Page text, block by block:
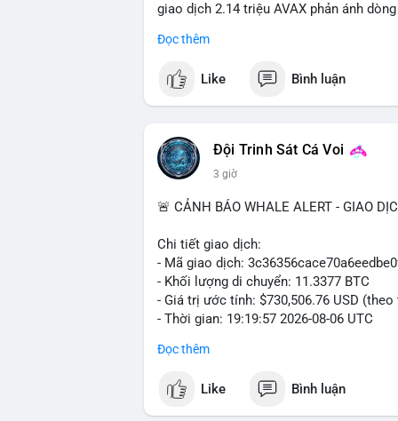
giao dịch 2.14 triệu AVAX phản ánh
- Vùng Entry: $6.4500 - $6.4800
- Mục tiêu chốt lời (Take Profit - TP):
Lời khuyên quản trị vốn: Khối lượng lệnh
sau khi vào lệnh để bảo vệ tài khoản
#shortavax #avax6450 #bearishavax
Đọc thêm
Like Bình luận
Đội Trinh Sát Cá Voi
3 giờ
🚨 CẢNH BÁO WHALE ALERT - GIAO
Chi tiết giao dịch:
- Mã giao dịch:
- Khối lượng di chuyển: 11.3377 BTC
- Giá trị ước tính: $730,506.76 USD (theo
- Thời gian: 19:19:57 2026-08-06 UTC
Giao dịch 11.3377 BTC trị giá hơn 730
phải dòng tiền tổ chức khổng lồ. Hành
phản ánh hai kịch bản: hoặc cá voi
Đọc thêm
Like Bình luận